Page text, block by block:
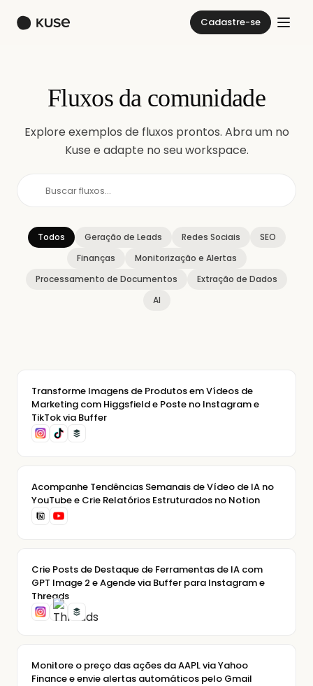
Cadastre-se
Fluxos da comunidade
Explore exemplos de fluxos prontos. Abra um no
Kuse e adapte no seu workspace.
Todos Geração de Leads Redes Sociais
SEO
Finanças
Monitorização e Alertas
Processamento de Documentos
Extração de Dados
AI
Transforme Imagens de Produtos em Vídeos de
Marketing com Higgsfield e Poste no Instagram e
TikTok via Buffer
Acompanhe Tendências Semanais de Vídeo de IA no
YouTube e Crie Relatórios Estruturados no Notion
Crie Posts de Destaque de Ferramentas de IA com
GPT Image 2 e Agende via Buffer para Instagram e
Threads
Monitore o preço das ações da AAPL via Yahoo
Finance e envie alertas automáticos pelo Gmail